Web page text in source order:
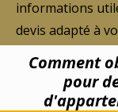
informations
devis adapté à
Comment
pour